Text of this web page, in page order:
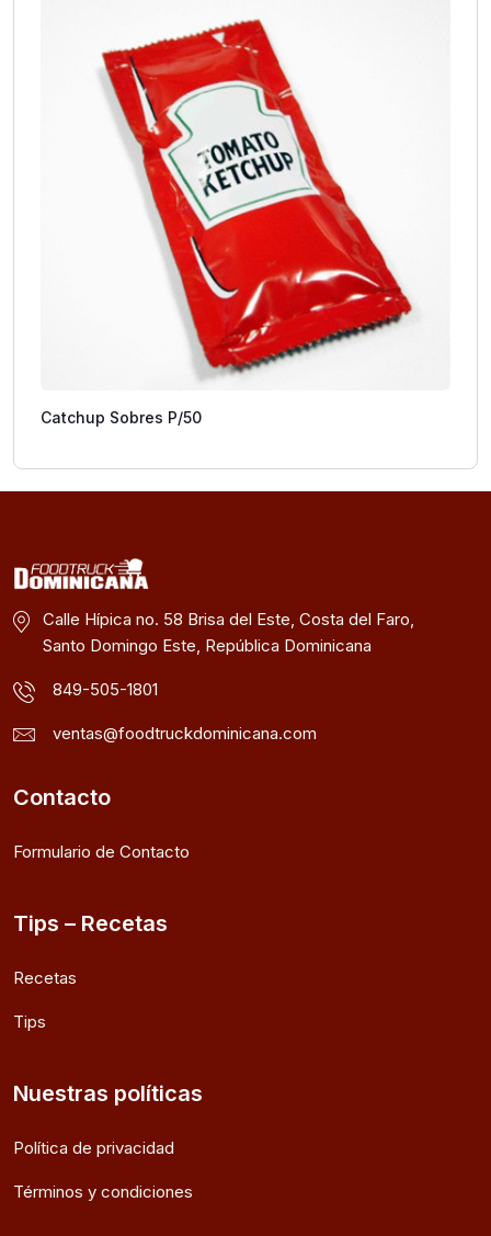
Catchup Sobres P/50
Calle Hípica no. 58 Brisa del Este, Costa del Faro,
Santo Domingo Este, República Dominicana
849-505-1801
ventas@foodtruckdominicana.com
Contacto
Formulario de Contacto
Tips – Recetas
Recetas
Tips
Nuestras políticas
Política de privacidad
Términos y condiciones